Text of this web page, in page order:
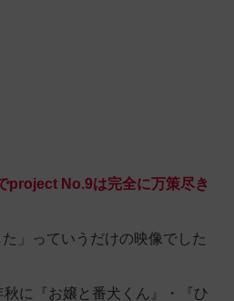
project No.9は完全に万策尽き
た」っていうだけの映像でした
に『お嬢と番犬くん』・『ひ